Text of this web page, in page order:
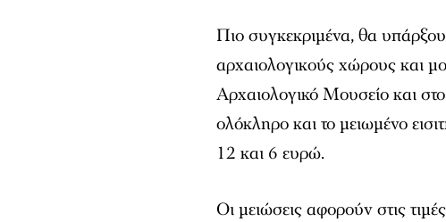
Πιο συγκεκριμένα, θα
αρχαιολογικούς χώρους και
Αρχαιολογικό Μουσείο και
ολόκληρο και το μειωμένο
12 και 6 ευρώ.
Οι μειώσεις αφορούν στις